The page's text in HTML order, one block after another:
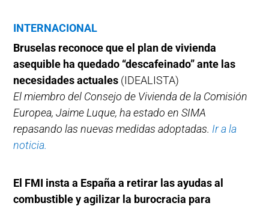
INTERNACIONAL
Bruselas reconoce que el plan de vivienda
asequible ha quedado “descafeinado” ante las
necesidades actuales (IDEALISTA)
El miembro del Consejo de Vivienda de la Comisión
Europea, Jaime Luque, ha estado en SIMA
repasando las nuevas medidas adoptadas. Ir a la
noticia.
El FMI insta a España a retirar las ayudas al
combustible y agilizar la burocracia para